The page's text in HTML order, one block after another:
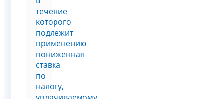
течение
которого
подлежит
применению
пониженная
ставка
по
налогу,
уплачиваемому